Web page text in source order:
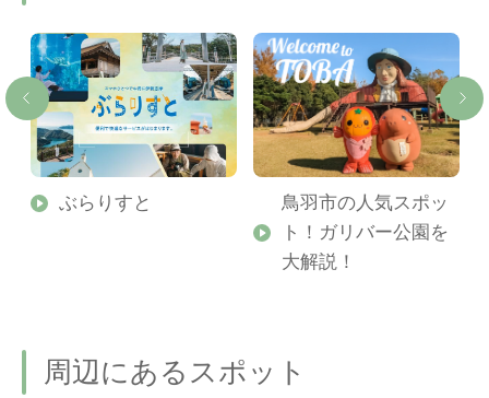
ぶらりすと
鳥羽市の人気スポッ
ト！ガリバー公園を
大解説！
周辺にあるスポット